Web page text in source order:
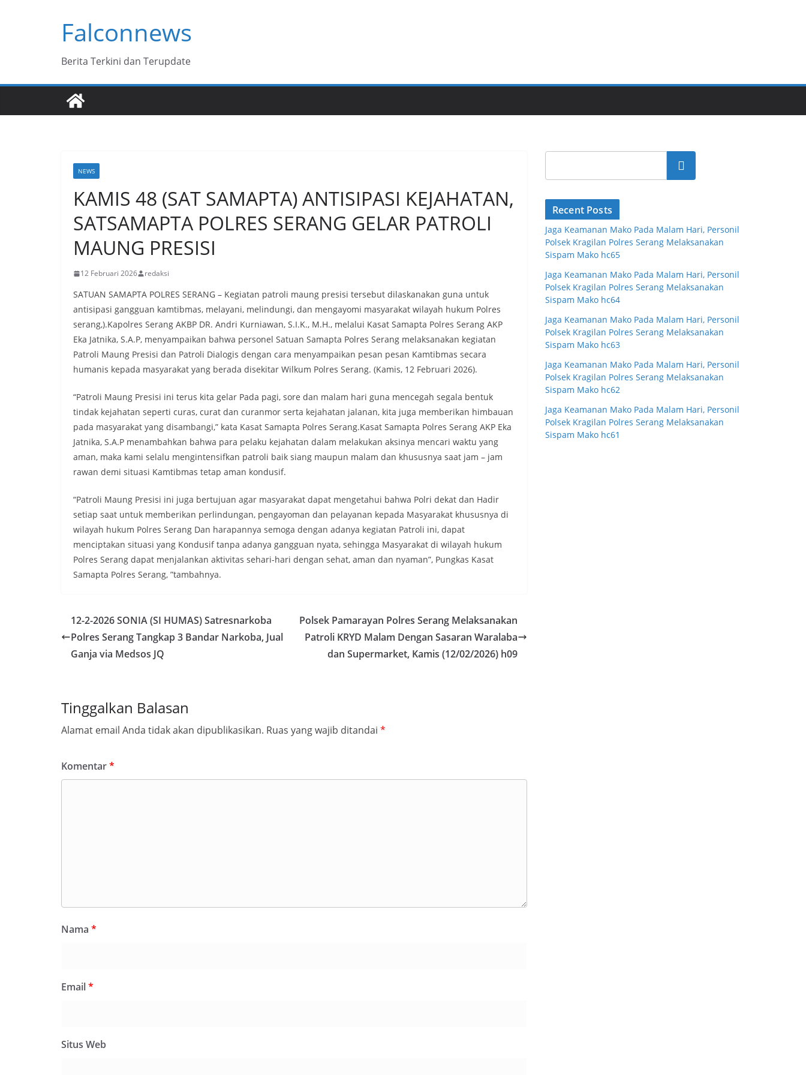
Falconnews
Berita Terkini dan Terupdate
NEWS
KAMIS 48 (SAT SAMAPTA) ANTISIPASI KEJAHATAN,
SATSAMAPTA POLRES SERANG GELAR PATROLI
MAUNG PRESISI
12 Februari 2026 redaksi
SATUAN SAMAPTA POLRES SERANG – Kegiatan patroli maung presisi tersebut dilaskanakan guna untuk
antisipasi gangguan kamtibmas, melayani, melindungi, dan mengayomi masyarakat wilayah hukum Polres
serang,).Kapolres Serang AKBP DR. Andri Kurniawan, S.I.K., M.H., melalui Kasat Samapta Polres Serang AKP
Eka Jatnika, S.A.P, menyampaikan bahwa personel Satuan Samapta Polres Serang melaksanakan kegiatan
Patroli Maung Presisi dan Patroli Dialogis dengan cara menyampaikan pesan pesan Kamtibmas secara
humanis kepada masyarakat yang berada disekitar Wilkum Polres Serang. (Kamis, 12 Februari 2026).
“Patroli Maung Presisi ini terus kita gelar Pada pagi, sore dan malam hari guna mencegah segala bentuk
tindak kejahatan seperti curas, curat dan curanmor serta kejahatan jalanan, kita juga memberikan himbauan
pada masyarakat yang disambangi,” kata Kasat Samapta Polres Serang.Kasat Samapta Polres Serang AKP Eka
Jatnika, S.A.P menambahkan bahwa para pelaku kejahatan dalam melakukan aksinya mencari waktu yang
aman, maka kami selalu mengintensifkan patroli baik siang maupun malam dan khususnya saat jam – jam
rawan demi situasi Kamtibmas tetap aman kondusif.
“Patroli Maung Presisi ini juga bertujuan agar masyarakat dapat mengetahui bahwa Polri dekat dan Hadir
setiap saat untuk memberikan perlindungan, pengayoman dan pelayanan kepada Masyarakat khususnya di
wilayah hukum Polres Serang Dan harapannya semoga dengan adanya kegiatan Patroli ini, dapat
menciptakan situasi yang Kondusif tanpa adanya gangguan nyata, sehingga Masyarakat di wilayah hukum
Polres Serang dapat menjalankan aktivitas sehari-hari dengan sehat, aman dan nyaman”, Pungkas Kasat
Samapta Polres Serang, ”tambahnya.
12-2-2026 SONIA (SI HUMAS) Satresnarkoba
Polres Serang Tangkap 3 Bandar Narkoba, Jual
Ganja via Medsos JQ
Polsek Pamarayan Polres Serang Melaksanakan
Patroli KRYD Malam Dengan Sasaran Waralaba
dan Supermarket, Kamis (12/02/2026) h09
Tinggalkan Balasan
Alamat email Anda tidak akan dipublikasikan. Ruas yang wajib ditandai *
Komentar*
Nama *
Email*
Situs Web
Cari
Recent Posts
Jaga Keamanan Mako Pada Malam Hari, Personil
Polsek Kragilan Polres Serang Melaksanakan
Sispam Mako hc65
Jaga Keamanan Mako Pada Malam Hari, Personil
Polsek Kragilan Polres Serang Melaksanakan
Sispam Mako hc64
Jaga Keamanan Mako Pada Malam Hari, Personil
Polsek Kragilan Polres Serang Melaksanakan
Sispam Mako hc63
Jaga Keamanan Mako Pada Malam Hari, Personil
Polsek Kragilan Polres Serang Melaksanakan
Sispam Mako hc62
Jaga Keamanan Mako Pada Malam Hari, Personil
Polsek Kragilan Polres Serang Melaksanakan
Sispam Mako hc61